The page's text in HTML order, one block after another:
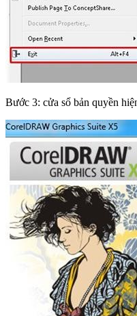
Bước 3: cửa sổ bản quyền